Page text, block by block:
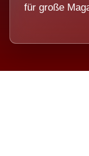
für große